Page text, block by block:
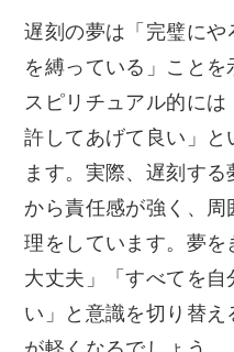
遅刻の夢は「完璧に
を縛っている」ことを
スピリチュアル的には
許してあげて良い」と
ます。実際、遅刻す
から責任感が強く、
理をしています。夢を
大丈夫」「すべてを自
い」と意識を切り替